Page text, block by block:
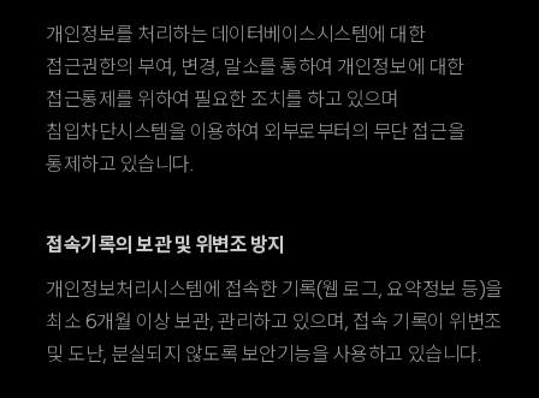
개인정보를 처리하는 데이터베이스시스템에 대한
접근권한의 부여, 변경, 말소를 통하여 개인정보에 대한
접근통제를 위하여 필요한 조치를 하고 있으며
침입차단시스템을 이용하여 외부로부터의 무단 접근을
통제하고 있습니다.
접속기록의 보관 및 위변조 방지
개인정보처리시스템에 접속한 기록(웹 로그, 요약정보 등)을
최소 6개월 이상 보관, 관리하고 있으며, 접속 기록이 위변조
및 도난, 분실되지 않도록 보안기능을 사용하고 있습니다.